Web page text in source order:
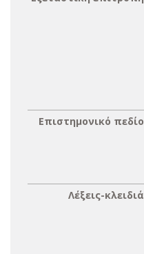
Επιστημονικό πεδίο
Λέξεις-κλειδιά